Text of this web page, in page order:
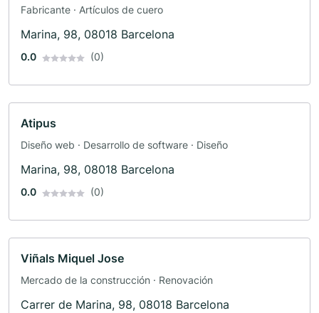
Fabricante · Artículos de cuero
Marina, 98, 08018 Barcelona
0.0 (0)
Atipus
Diseño web · Desarrollo de software · Diseño
Marina, 98, 08018 Barcelona
0.0 (0)
Viñals Miquel Jose
Mercado de la construcción · Renovación
Carrer de Marina, 98, 08018 Barcelona